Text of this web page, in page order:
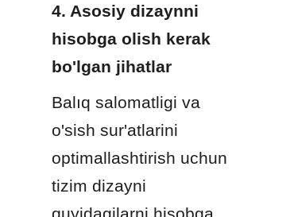
4. Asosiy dizaynni
hisobga olish kerak
bo'lgan jihatlar
Balıq salomatligi va
o'sish sur'atlarini
optimallashtirish uchun
tizim dizayni
quyidagilarni hisobga